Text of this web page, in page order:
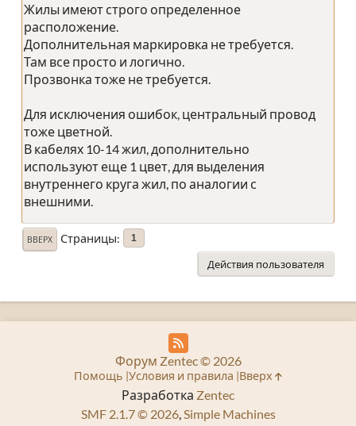
Жилы имеют строго определенное
расположение.
Дополнительная маркировка не требуется.
Там все просто и логично.
Прозвонка тоже не требуется.
Для исключения ошибок, центральный провод
тоже цветной.
В кабелях 10-14 жил, дополнительно
используют еще 1 цвет, для выделения
внутреннего круга жил, по аналогии с
внешними.
ВВЕРХ Страницы 1
Действия пользователя
Разработка Zentec
SMF 2.1.7 © 2026,Simple Machines
Форум Zentec © 2026
Помощь Условия и правила Вверх